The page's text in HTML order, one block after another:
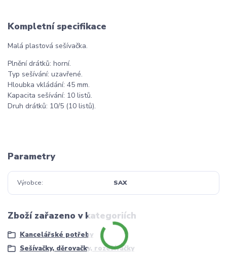
Kompletní specifikace
Malá plastová sešívačka.
Plnění drátků: horní.
Typ sešívání: uzavřené.
Hloubka vkládání: 45 mm.
Kapacita sešívání: 10 listů.
Druh drátků: 10/5 (10 listů).
Parametry
Výrobce SAX
Zboží zařazeno v kategoriích
Kancelářské potřeby
Sešívačky, děrovačky, rozešívačky